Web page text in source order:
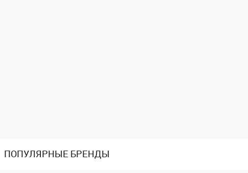
ПОПУЛЯРНЫЕ БРЕНДЫ